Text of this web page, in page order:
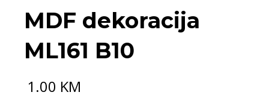
MDF dekoracija
ML161 B10
1.00 KM